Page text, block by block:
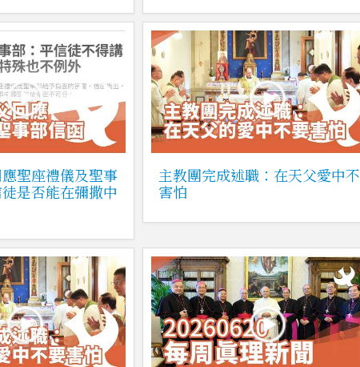
聖座禮儀及聖事
是否能在彌撒中
主教團完成述職：在天父愛中不
害怕